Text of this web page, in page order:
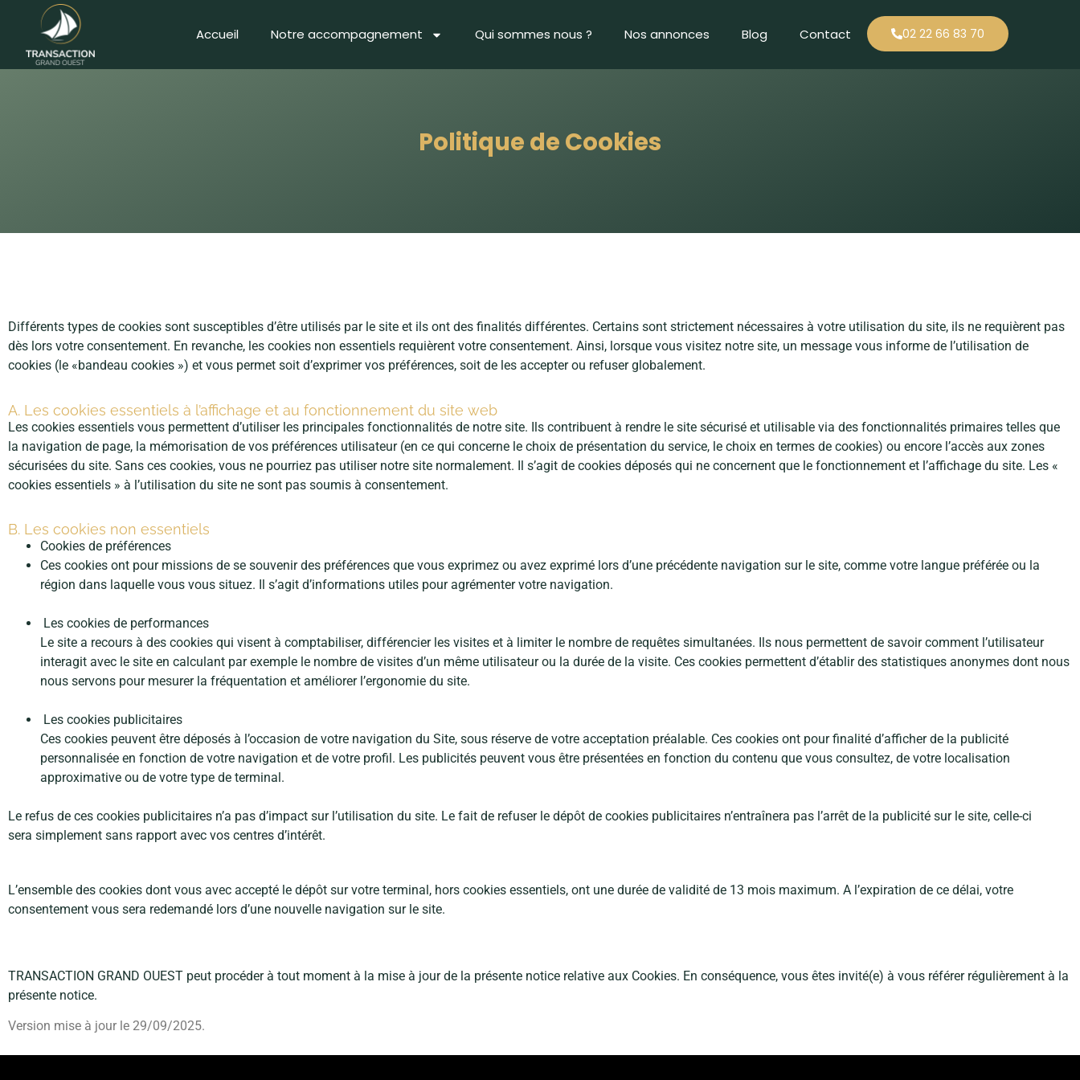
Accueil Notre accompagnement Qui sommes nous ? Nos annonces Blog Contact 02 22 66 83 70
Politique de Cookies
Différents types de cookies sont susceptibles d’être utilisés par le site et ils ont des finalités différentes. Certains sont strictement nécessaires à votre utilisation du site, ils ne requièrent pas
dès lors votre consentement. En revanche, les cookies non essentiels requièrent votre consentement. Ainsi, lorsque vous visitez notre site, un message vous informe de l’utilisation de
cookies (le «bandeau cookies ») et vous permet soit d’exprimer vos préférences, soit de les accepter ou refuser globalement.
A. Les cookies essentiels à l’affichage et au fonctionnement du site web
Les cookies essentiels vous permettent d’utiliser les principales fonctionnalités de notre site. Ils contribuent à rendre le site sécurisé et utilisable via des fonctionnalités primaires telles que
la navigation de page, la mémorisation de vos préférences utilisateur (en ce qui concerne le choix de présentation du service, le choix en termes de cookies) ou encore l’accès aux zones
sécurisées du site. Sans ces cookies, vous ne pourriez pas utiliser notre site normalement. Il s’agit de cookies déposés qui ne concernent que le fonctionnement et l’affichage du site. Les «
cookies essentiels » à l’utilisation du site ne sont pas soumis à consentement.
B. Les cookies non essentiels
Cookies de préférences
Ces cookies ont pour missions de se souvenir des préférences que vous exprimez ou avez exprimé lors d’une précédente navigation sur le site, comme votre langue préférée ou la
région dans laquelle vous vous situez. Il s’agit d’informations utiles pour agrémenter votre navigation.
Les cookies de performances
Le site a recours à des cookies qui visent à comptabiliser, différencier les visites et à limiter le nombre de requêtes simultanées. Ils nous permettent de savoir comment l’utilisateur
interagit avec le site en calculant par exemple le nombre de visites d’un même utilisateur ou la durée de la visite. Ces cookies permettent d’établir des statistiques anonymes dont nous
nous servons pour mesurer la fréquentation et améliorer l’ergonomie du site.
Les cookies publicitaires
Ces cookies peuvent être déposés à l’occasion de votre navigation du Site, sous réserve de votre acceptation préalable. Ces cookies ont pour finalité d’afficher de la publicité
personnalisée en fonction de votre navigation et de votre profil. Les publicités peuvent vous être présentées en fonction du contenu que vous consultez, de votre localisation
approximative ou de votre type de terminal.
Le refus de ces cookies publicitaires n’a pas d’impact sur l’utilisation du site. Le fait de refuser le dépôt de cookies publicitaires n’entraînera pas l’arrêt de la publicité sur le site, celle-ci
sera simplement sans rapport avec vos centres d’intérêt.
L’ensemble des cookies dont vous avec accepté le dépôt sur votre terminal, hors cookies essentiels, ont une durée de validité de 13 mois maximum. A l’expiration de ce délai, votre
consentement vous sera redemandé lors d’une nouvelle navigation sur le site.
TRANSACTION GRAND OUEST peut procéder à tout moment à la mise à jour de la présente notice relative aux Cookies. En conséquence, vous êtes invité(e) à vous référer régulièrement à la
présente notice.
Version mise à jour le 29/09/2025.